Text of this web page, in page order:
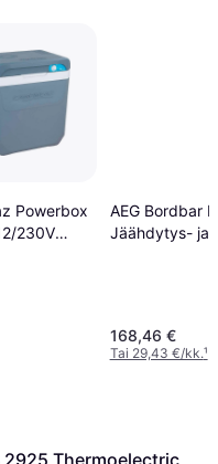
Powerbox
230V
AEG Bordbar
Jäähdytys- ja
lämpötilan
168,46 €
Tai 29,43 €/kk.¹